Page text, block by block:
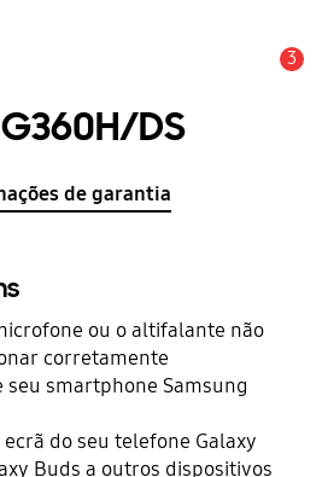
3
DS
de garantia
ou o altifalante não
corretamente
seu smartphone Samsung
do seu telefone Galaxy
Buds a outros dispositivos